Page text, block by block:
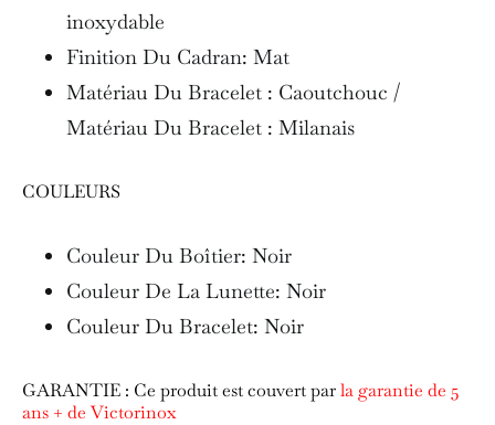
inoxydable
Finition Du Cadran: Mat
Matériau Du Bracelet : Caoutchouc /
Matériau Du Bracelet : Milanais
COULEURS
Couleur Du Boîtier: Noir
Couleur De La Lunette: Noir
Couleur Du Bracelet: Noir
GARANTIE : Ce produit est couvert parla garantie de 5
ans + de Victorinox